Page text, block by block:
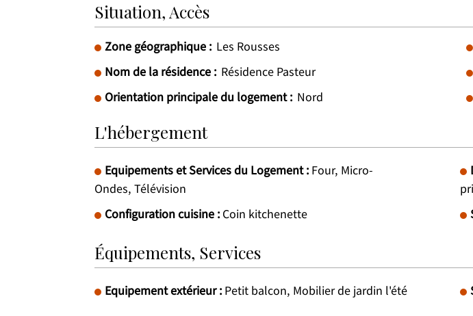
Situation, Accès
Zone géographique : Les Rousses
Nom de la résidence : Résidence Pasteur
Orientation principale du logement : Nord
L'hébergement
Equipements et Services du Logement: Four Micro-
Ondes Télévision
Configuration cuisine : Coin kitchenette
Équipements, Services
Equipement extérieur: Petit balcon Mobilier de jardin l'été